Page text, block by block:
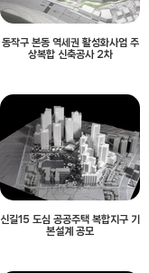
동작구 본동 역세권 활성화사업 주
상복합 신축공사 2차
신길15 도심 공공주택 복합지구 기
본설계 공모